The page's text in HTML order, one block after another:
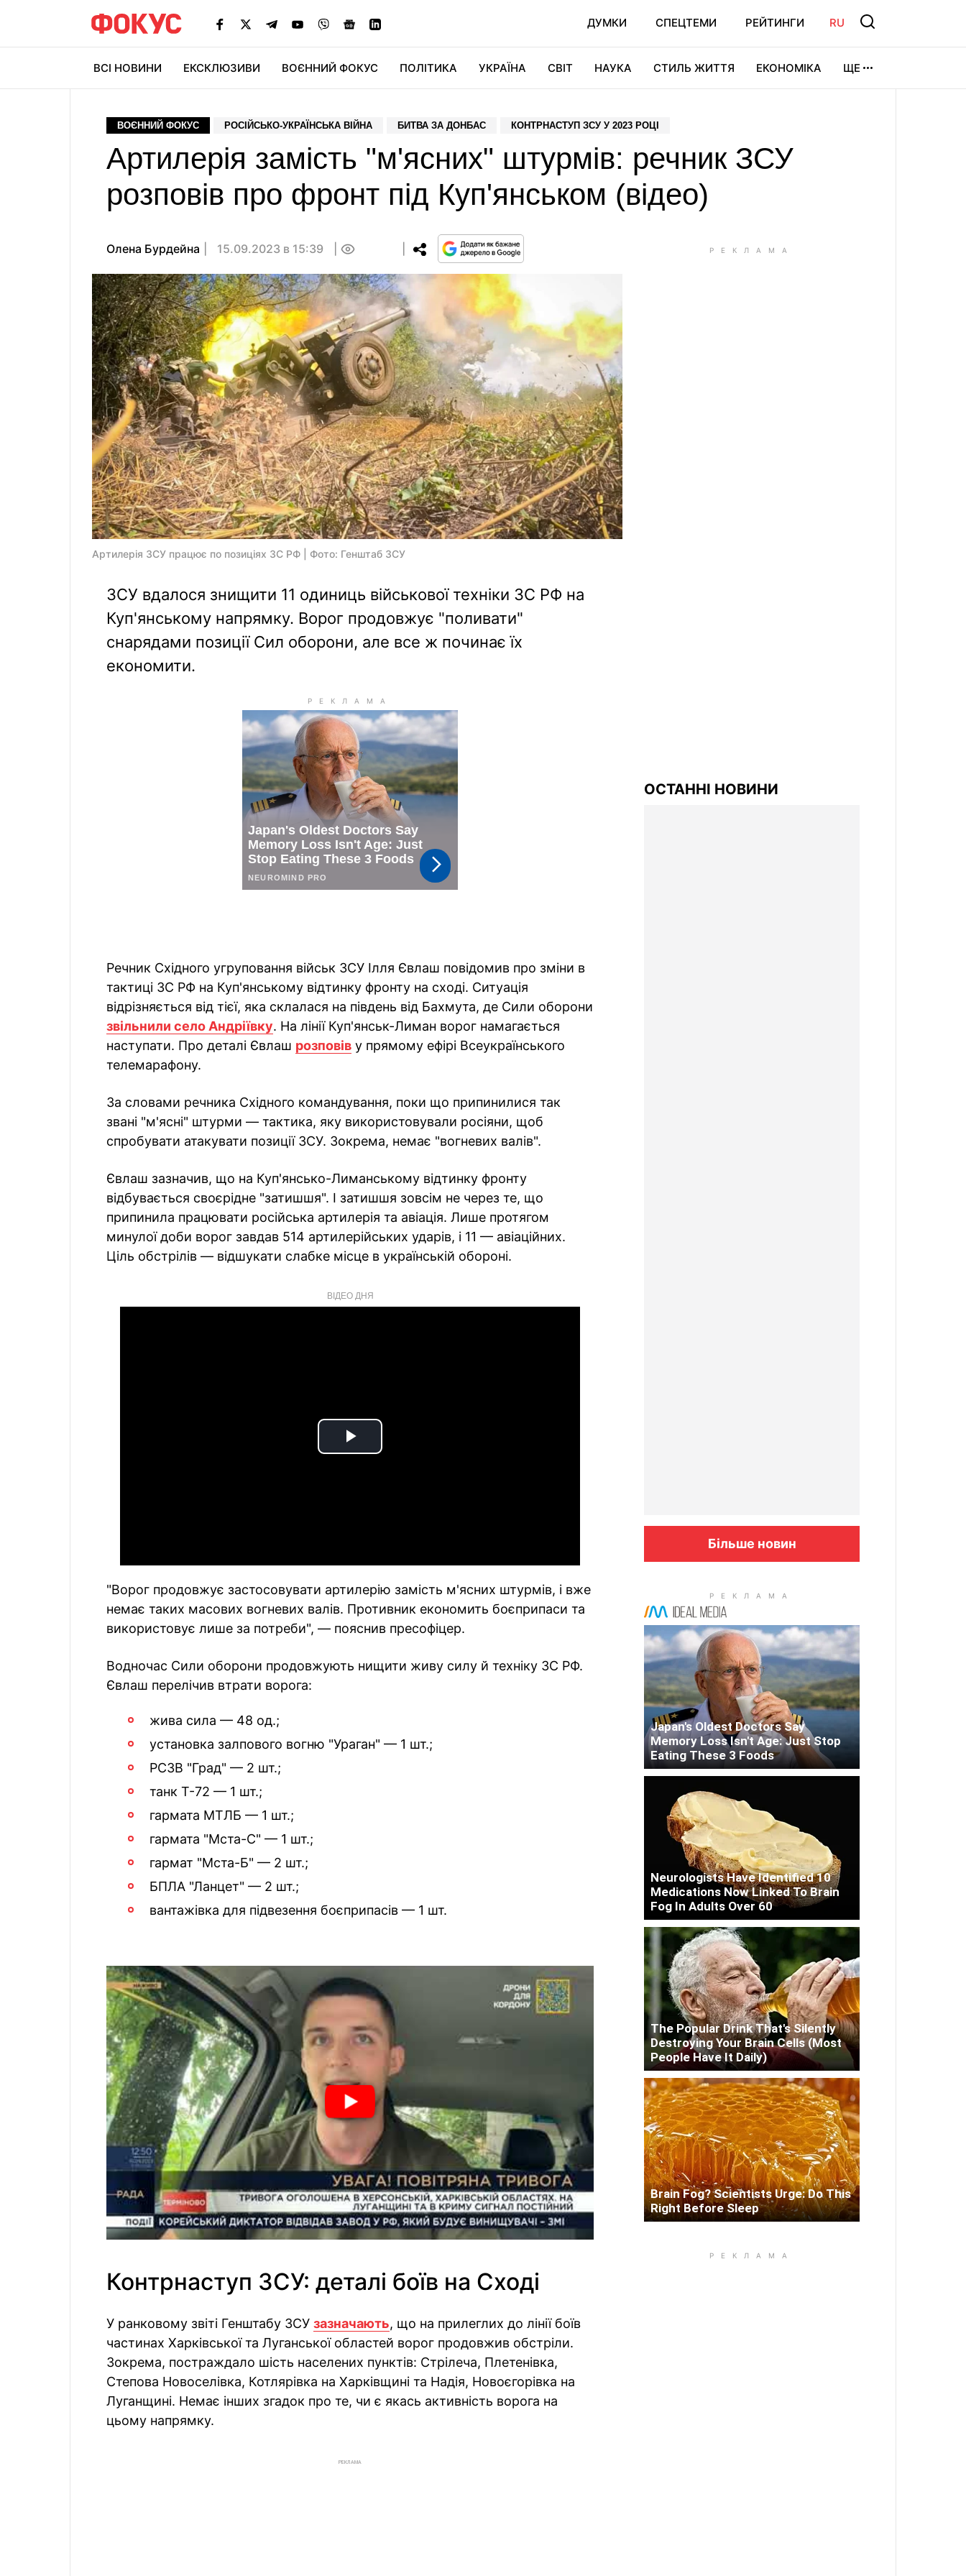
ДУМКИ СПЕЦТЕМИ РЕЙТИНГИ RU
ВСІ НОВИНИ ЕКСКЛЮЗИВИ ВОЄННИЙ ФОКУС ПОЛІТИКА УКРАЇНА СВІТ НАУКА СТИЛЬ ЖИТТЯ ЕКОНОМІКА ЩЕ
ВОЄННИЙ ФОКУС РОСІЙСЬКО-УКРАЇНСЬКА ВІЙНА БИТВА ЗА ДОНБАС КОНТРНАСТУП ЗСУ У 2023 РОЦІ
Артилерія замість "м'ясних" штурмів: речник ЗСУ
розповів про фронт під Куп'янськом (відео)
Олена Бурдейна 15.09.2023 в 15:39
Артилерія ЗСУ працює по позиціях ЗС РФ | Фото: Генштаб ЗСУ
ЗСУ вдалося знищити 11 одиниць військової техніки ЗС РФ на
Куп'янському напрямку. Ворог продовжує "поливати"
снарядами позиції Сил оборони, але все ж починає їх
економити.
Речник Східного угруповання військ ЗСУ Ілля Євлаш повідомив про зміни в
тактиці ЗС РФ на Куп'янському відтинку фронту на сході. Ситуація
відрізняється від тієї, яка склалася на південь від Бахмута, де Сили оборони
звільнили село Андріївку. На лінії Куп'янськ-Лиман ворог намагається
наступати. Про деталі Євлаш розповів у прямому ефірі Всеукраїнського
телемарафону.
За словами речника Східного командування, поки що припинилися так
звані "м'ясні" штурми — тактика, яку використовували росіяни, щоб
спробувати атакувати позиції ЗСУ. Зокрема, немає "вогневих валів".
Євлаш зазначив, що на Куп'янсько-Лиманському відтинку фронту
відбувається своєрідне "затишшя". І затишшя зовсім не через те, що
припинила працювати російська артилерія та авіація. Лише протягом
минулої доби ворог завдав 514 артилерійських ударів, і 11 — авіаційних.
Ціль обстрілів — відшукати слабке місце в українській обороні.
ВІДЕО ДНЯ
Play
"Ворог продовжує застосовувати артилерію замість м'ясних штурмів, і вже
немає таких масових вогневих валів. Противник економить боєприпаси та
використовує лише за потреби", — пояснив пресофіцер.
Водночас Сили оборони продовжують нищити живу силу й техніку ЗС РФ.
Євлаш перелічив втрати ворога:
жива сила — 48 од.;
установка залпового вогню "Ураган" — 1 шт.;
РСЗВ "Град" — 2 шт.;
танк Т-72 — 1 шт.;
гармата МТЛБ — 1 шт.;
гармата "Мста-С" — 1 шт.;
гармат "Мста-Б" — 2 шт.;
БПЛА "Ланцет" — 2 шт.;
вантажівка для підвезення боєприпасів — 1 шт.
Контрнаступ ЗСУ: деталі боїв на Сході
У ранковому звіті Генштабу ЗСУ зазначають, що на прилеглих до лінії боїв
частинах Харківської та Луганської областей ворог продовжив обстріли.
Зокрема, постраждало шість населених пунктів: Стрілеча, Плетенівка,
Степова Новоселівка, Котлярівка на Харківщині та Надія, Новоєгорівка на
Луганщині. Немає інших згадок про те, чи є якась активність ворога на
цьому напрямку.
РЕКЛАМА
ОСТАННІ НОВИНИ
Більше новин
Japan's Oldest Doctors Say
Memory Loss Isn't Age: Just Stop
Eating These 3 Foods
Neurologists Have Identified 10
Medications Now Linked To Brain
Fog In Adults Over 60
The Popular Drink That's Silently
Destroying Your Brain Cells (Most
People Have It Daily)
Brain Fog? Scientists Urge: Do This
Right Before Sleep